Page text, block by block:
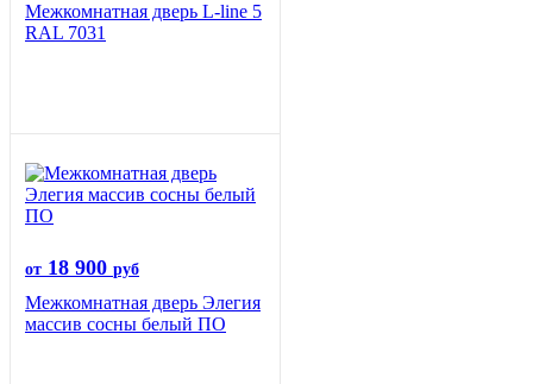
Межкомнатная дверь L-line 5
RAL 7031
от 18 900 руб
Межкомнатная дверь Элегия
массив сосны белый ПО